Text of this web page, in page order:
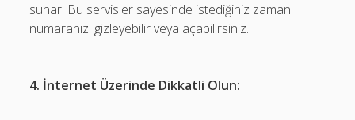
sunar. Bu servisler sayesinde istediğiniz zaman
numaranızı gizleyebilir veya açabilirsiniz.
4. İnternet Üzerinde Dikkatli Olun: